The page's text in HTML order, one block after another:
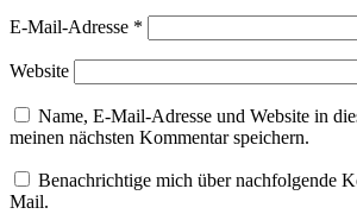
E-Mail-Adresse *
Website
Name, E-Mail-Adresse und Website in
meinen nächsten Kommentar speichern.
Benachrichtige mich über nachfolgende
Mail.